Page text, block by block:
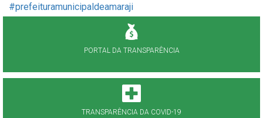
#prefeituramunicipaldeamaraji
PORTAL DA TRANSPARÊNCIA
TRANSPARÊNCIA DA COVID-19